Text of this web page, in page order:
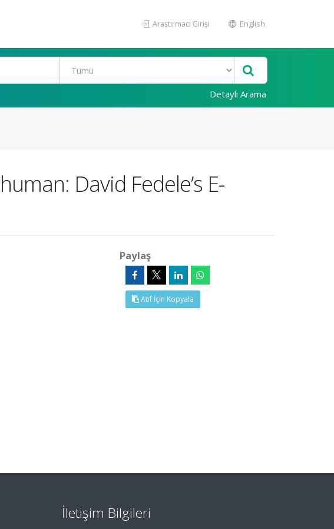
Araştırmacı Girişi English
Detaylı Arama
David Fedele’s E-
Paylaş
Atıf İçin Kopyala
İletişim Bilgileri